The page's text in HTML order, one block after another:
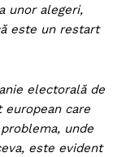
unor alegeri,
este un restart
electorală de
care
unde
este evident